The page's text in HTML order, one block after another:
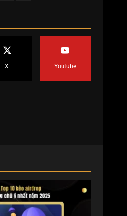
X Youtube